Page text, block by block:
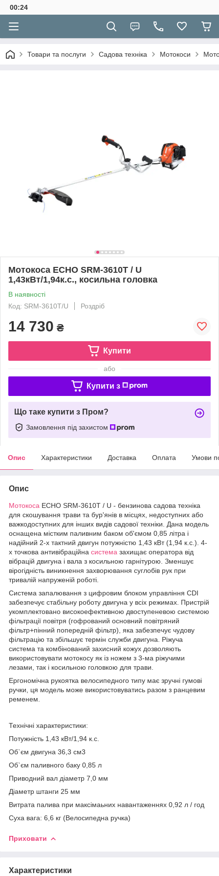
00:24
Товари та послуги Садова техніка Мотокоси
Мотокоса ECHO SRM-3610T / U
1,43кВт/1,94к.с., косильна головка
В наявності
Код: SRM-3610T/U
Роздріб
14 730 ₴
Купити
або
Купити з
Що таке купити з Пром?
Замовлення під захистом
Опис Характеристики Доставка Оплата Умови
Опис
Мотокоса ECHO SRM-3610T / U - бензинова садова техніка
для скошування трави та бур'янів в місцях, недоступних або
важкодоступних для інших видів садової техніки. Дана модель
оснащена містким паливним баком об'ємом 0,85 літра і
надійний 2-х тактний двигун потужністю 1,43 кВт (1,94 к.с.). 4-
х точкова антивібраційна система захищає оператора від
вібрацій двигуна і вала з косильною гарнітурою. Зменшує
вірогідність виникнення захворювання суглобів рук при
тривалій напруженій роботі.
Система запалювання з цифровим блоком управління CDI
забезпечує стабільну роботу двигуна у всіх режимах. Пристрій
укомплектовано високоефективною двоступеневою системою
фільтрації повітря (гофрований основний повітряний
фільтр+пінний попередній фільтр), яка забезпечує чудову
фільтрацію та збільшує термін служби двигуна. Ріжуча
система та комбінований захисний кожух дозволяють
використовувати мотокосу як із ножем з 3-ма ріжучими
лезами, так і косильною головкою для трави.
Ергономічна рукоятка велосипедного типу має зручні гумові
ручки, ця модель може використовуватись разом з ранцевим
ременем.
Технічні характеристики:
Потужність 1,43 кВт/1,94 к.с.
Об`єм двигуна 36,3 см3
Об`єм паливного баку 0,85 л
Приводний вал діаметр 7,0 мм
Діаметр штанги 25 мм
Витрата палива при максімаьних навантаженнях 0,92 л / год
Суха вага: 6,6 кг (Велосипедна ручка)
Приховати
Характеристики